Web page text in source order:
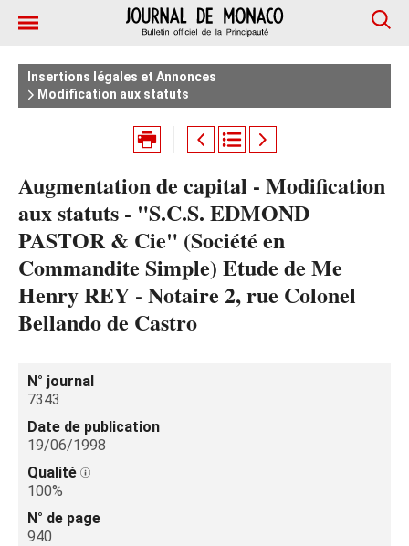
Insertions légales et Annonces
Modification aux statuts
Augmentation de capital - Modification
aux statuts - "S.C.S. EDMOND
PASTOR & Cie" (Société en
Commandite Simple) Etude de Me
Henry REY - Notaire 2, rue Colonel
Bellando de Castro
N° journal
7343
Date de publication
19/06/1998
Qualité
100%
N° de page
940